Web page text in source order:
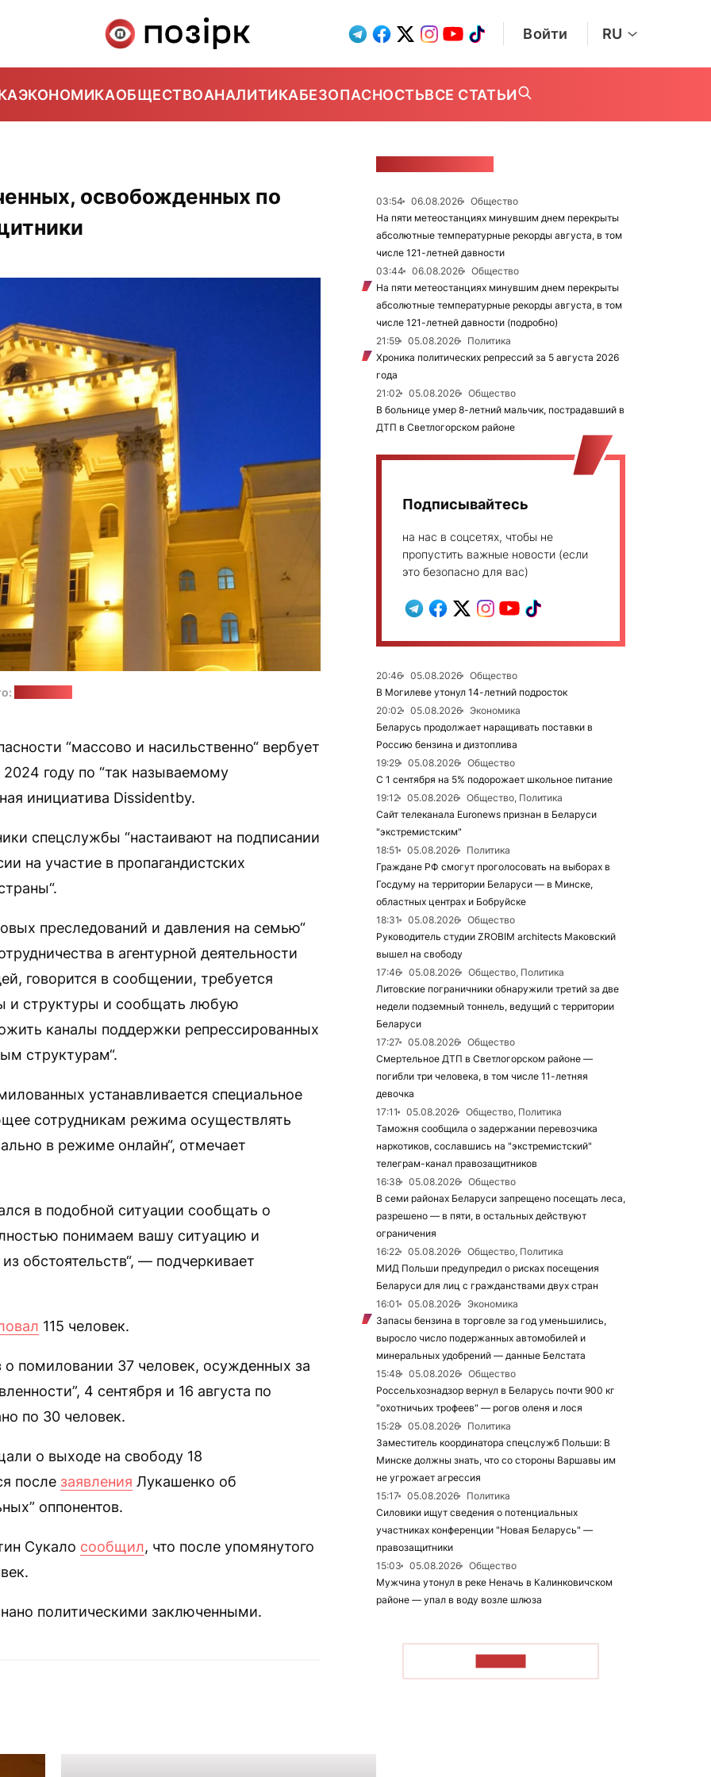
Войти RU
ЭКОНОМИКАОБЩЕСТВОАНАЛИТИКАБЕЗОПАСНОСТЬВСЕ СТАТЬИ
освобожденных по
“массово и насильственно“ вербует
году по “так называемому
инициатива Dissidentby.
спецслужбы “настаивают на подписании
на участие в пропагандистских
преследований и давления на семью“
в агентурной деятельности
говорится в сообщении, требуется
и структуры и сообщать любую
каналы поддержки репрессированных
структурам“.
устанавливается специальное
сотрудникам режима осуществлять
в режиме онлайн“, отмечает
в подобной ситуации сообщать о
понимаем вашу ситуацию и
обстоятельств“, — подчеркивает
115 человек.
помиловании 37 человек, осужденных за
4 сентября и 16 августа по
по 30 человек.
о выходе на свободу 18
после заявления Лукашенко об
оппонентов.
Сукало сообщил, что после упомянутого
политическими заключенными.
03:54 06.08.2026
Общество
На пяти метеостанциях минувшим днем перекрыты
абсолютные температурные рекорды августа, в том
числе 121-летней давности
03:44
06.08.2026
Общество
На пяти метеостанциях минувшим днем перекрыты
абсолютные температурные рекорды августа, в том
числе 121-летней давности (подробно)
21:59
05.08.2026
Политика
Хроника политических репрессий за 5 августа 2026
года
21:02
05.08.2026
Общество
В больнице умер 8-летний мальчик, пострадавший в
ДТП в Светлогорском районе
Подписывайтесь
на нас в соцсетях, чтобы не
пропустить важные новости (если
это безопасно для вас)
20:46 05.08.2026
Общество
В Могилеве утонул 14-летний подросток
20:02
05.08.2026
Экономика
Беларусь продолжает наращивать поставки в
Россию бензина и дизтоплива
19:29
05.08.2026
Общество
С 1 сентября на 5% подорожает школьное питание
19:12
05.08.2026
Общество, Политика
Сайт телеканала Euronews признан в Беларуси
"экстремистским"
18:51
05.08.2026
Политика
Граждане РФ смогут проголосовать на выборах в
Госдуму на территории Беларуси — в Минске,
областных центрах и Бобруйске
18:31
05.08.2026
Общество
Руководитель студии ZROBIM architects Маковский
вышел на свободу
17:46
05.08.2026
Общество, Политика
Литовские пограничники обнаружили третий за две
недели подземный тоннель, ведущий с территории
Беларуси
17:27
05.08.2026
Общество
Смертельное ДТП в Светлогорском районе —
погибли три человека, в том числе 11-летняя
девочка
17:11
05.08.2026
Общество, Политика
Таможня сообщила о задержании перевозчика
наркотиков, сославшись на "экстремистский"
телеграм-канал правозащитников
16:38
05.08.2026
Общество
В семи районах Беларуси запрещено посещать леса,
разрешено — в пяти, в остальных действуют
ограничения
16:22
05.08.2026
Общество, Политика
МИД Польши предупредил о рисках посещения
Беларуси для лиц с гражданствами двух стран
16:01
05.08.2026
Экономика
Запасы бензина в торговле за год уменьшились,
выросло число подержанных автомобилей и
минеральных удобрений — данные Белстата
15:48
05.08.2026
Общество
Россельхознадзор вернул в Беларусь почти 900 кг
"охотничьих трофеев" — рогов оленя и лося
15:28
05.08.2026
Политика
Заместитель координатора спецслужб Польши: В
Минске должны знать, что со стороны Варшавы им
не угрожает агрессия
15:17
05.08.2026
Политика
Силовики ищут сведения о потенциальных
участниках конференции "Новая Беларусь" —
правозащитники
15:03
05.08.2026
Общество
Мужчина утонул в реке Неначь в Калинковичском
районе — упал в воду возле шлюза